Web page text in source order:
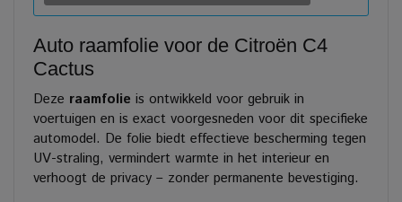
Auto raamfolie voor de Citroën C4
Cactus
Deze raamfolie is ontwikkeld voor gebruik in
voertuigen en is exact voorgesneden voor dit specifieke
automodel. De folie biedt effectieve bescherming tegen
UV-straling, vermindert warmte in het interieur en
verhoogt de privacy – zonder permanente bevestiging.